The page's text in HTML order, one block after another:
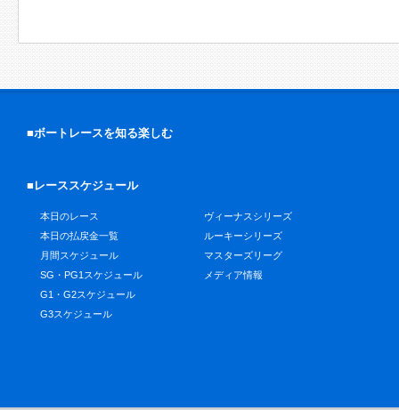
■ボートレースを知る楽しむ
■レーススケジュール
本日のレース
本日の払戻金一覧
月間スケジュール
SG・PG1スケジュール
G1・G2スケジュール
G3スケジュール
ヴィーナスシリーズ
ルーキーシリーズ
マスターズリーグ
メディア情報